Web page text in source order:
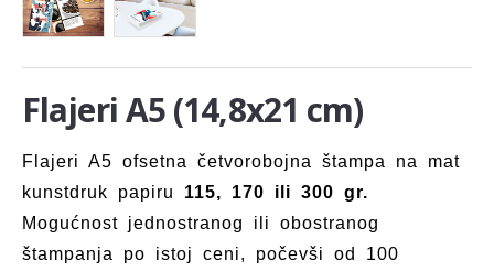
Flajeri A5 (14,8x21 cm)
Flajeri A5 ofsetna četvorobojna štampa na mat
kunstdruk papiru 115, 170 ili 300 gr.
Mogućnost jednostranog ili obostranog
štampanja po istoj ceni, počevši od 100